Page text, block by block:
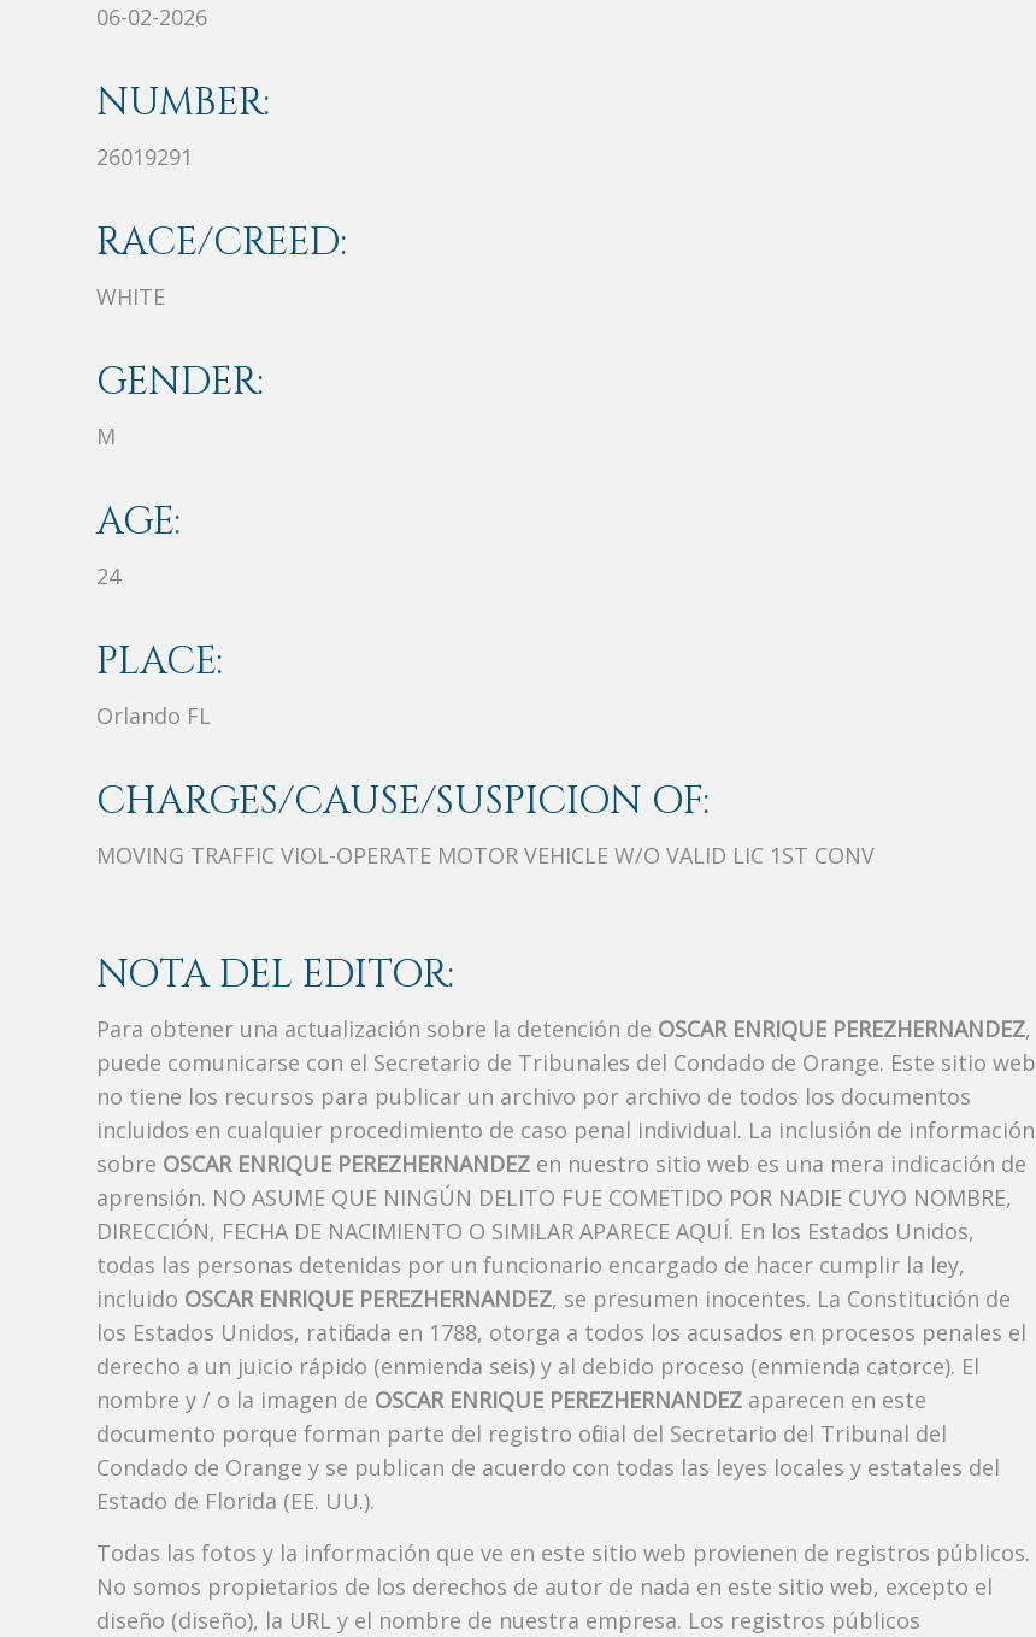
06-02-2026
NUMBER:
26019291
RACE/CREED:
WHITE
GENDER:
M
AGE:
24
PLACE:
Orlando FL
CHARGES/CAUSE/SUSPICION OF:
MOVING TRAFFIC VIOL-OPERATE MOTOR VEHICLE W/O VALID LIC 1ST CONV
NOTA DEL EDITOR:
Para obtener una actualización sobre la detención de OSCAR ENRIQUE PEREZHERNANDEZ,
puede comunicarse con el Secretario de Tribunales del Condado de Orange. Este sitio web
no tiene los recursos para publicar un archivo por archivo de todos los documentos
incluidos en cualquier procedimiento de caso penal individual. La inclusión de información
sobre OSCAR ENRIQUE PEREZHERNANDEZ en nuestro sitio web es una mera indicación de
aprensión. NO ASUME QUE NINGÚN DELITO FUE COMETIDO POR NADIE CUYO NOMBRE,
DIRECCIÓN, FECHA DE NACIMIENTO O SIMILAR APARECE AQUÍ. En los Estados Unidos,
todas las personas detenidas por un funcionario encargado de hacer cumplir la ley,
incluido OSCAR ENRIQUE PEREZHERNANDEZ, se presumen inocentes. La Constitución de
los Estados Unidos, ratificada en 1788, otorga a todos los acusados ​​en procesos penales el
derecho a un juicio rápido (enmienda seis) y al debido proceso (enmienda catorce). El
nombre y / o la imagen de OSCAR ENRIQUE PEREZHERNANDEZ aparecen en este
documento porque forman parte del registro oficial del Secretario del Tribunal del
Condado de Orange y se publican de acuerdo con todas las leyes locales y estatales del
Estado de Florida (EE. UU.).
Todas las fotos y la información que ve en este sitio web provienen de registros públicos.
No somos propietarios de los derechos de autor de nada en este sitio web, excepto el
diseño (diseño), la URL y el nombre de nuestra empresa. Los registros públicos